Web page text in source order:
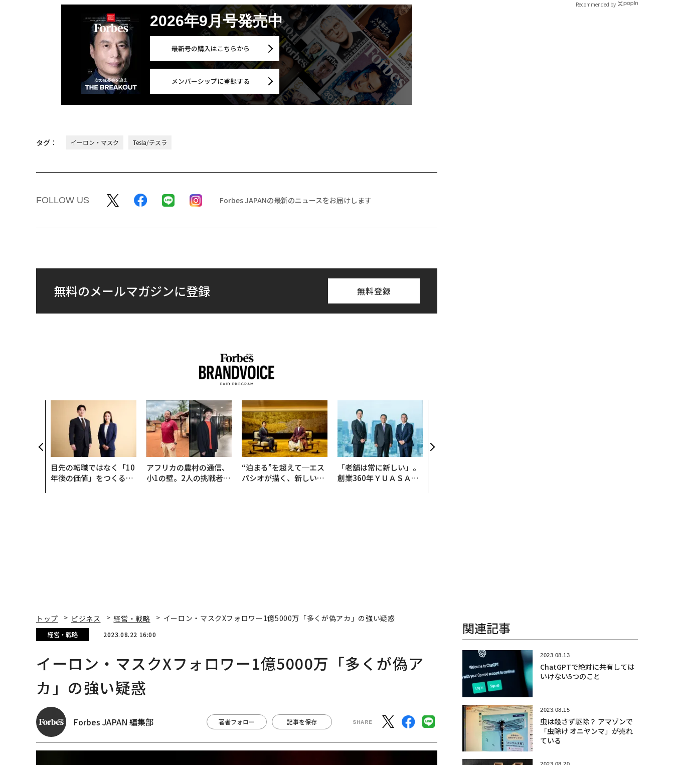
2026年9月号発売中
最新号の購入はこちらから
メンバーシップに登録する
タグ： イーロン・マスク Tesla/テスラ
FOLLOW US Forbes JAPANの最新のニュースをお届けします
無料のメールマガジンに登録 無料登録
目先の転職ではなく「10
年後の価値」をつくる─
アフリカの農村の通信、
小1の壁。2人の挑戦者が
“泊まる”を超えて─エス
パシオが描く、新しい日
「老舗は常に新しい」。
創業360年ＹＵＡＳＡと
Recommended by
トップ ビジネス 経営・戦略 イーロン・マスクXフォロワー1億5000万「多くが偽アカ」の強い疑惑
経営・戦略 2023.08.22 16:00
イーロン・マスクXフォロワー1億5000万「多くが偽ア
カ」の強い疑惑
Forbes JAPAN 編集部 著者フォロー 記事を保存
関連記事
2023.08.13
ChatGPTで絶対に共有しては
いけない5つのこと
2023.08.15
虫は殺さず駆除？ アマゾンで
「虫除け オニヤンマ」が売れ
ている